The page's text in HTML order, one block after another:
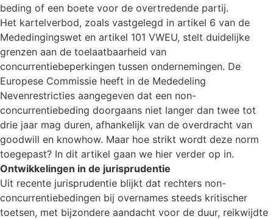
beding of een boete voor de overtredende partij.
Het kartelverbod, zoals vastgelegd in artikel 6 van de
Mededingingswet en artikel 101 VWEU, stelt duidelijke
grenzen aan de toelaatbaarheid van
concurrentiebeperkingen tussen ondernemingen. De
Europese Commissie heeft in de Mededeling
Nevenrestricties aangegeven dat een non-
concurrentiebeding doorgaans niet langer dan twee tot
drie jaar mag duren, afhankelijk van de overdracht van
goodwill en knowhow. Maar hoe strikt wordt deze norm
toegepast? In dit artikel gaan we hier verder op in.
Ontwikkelingen in de jurisprudentie
Uit recente jurisprudentie blijkt dat rechters non-
concurrentiebedingen bij overnames steeds kritischer
toetsen, met bijzondere aandacht voor de duur, reikwijdte